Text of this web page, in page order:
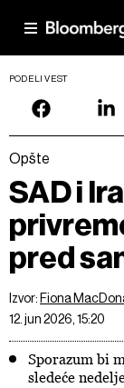
PODELI VEST
Opšte
SAD i
pred
Izvor: Fiona
12. jun 2026, 15:20
Sporazum bi
sledeće